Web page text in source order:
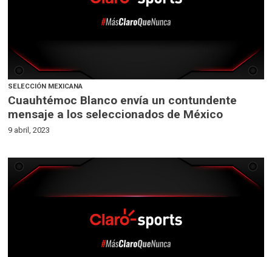
SELECCIÓN MEXICANA
Cuauhtémoc Blanco envía un contundente
mensaje a los seleccionados de México
9 abril, 2023